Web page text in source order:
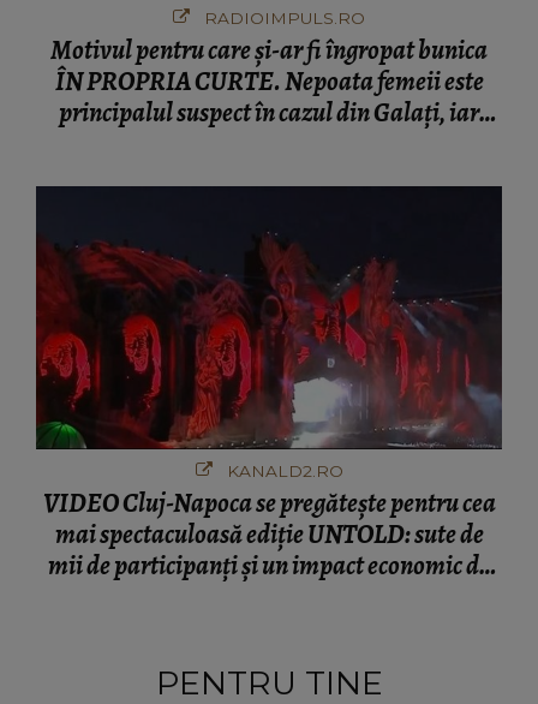
RADIOIMPULS.RO
Motivul pentru care și-ar fi îngropat bunica
ÎN PROPRIA CURTE. Nepoata femeii este
principalul suspect în cazul din Galați, iar
KANALD2.RO
VIDEO Cluj-Napoca se pregătește pentru cea
mai spectaculoasă ediție UNTOLD: sute de
mii de participanți și un impact economic de
PENTRU TINE